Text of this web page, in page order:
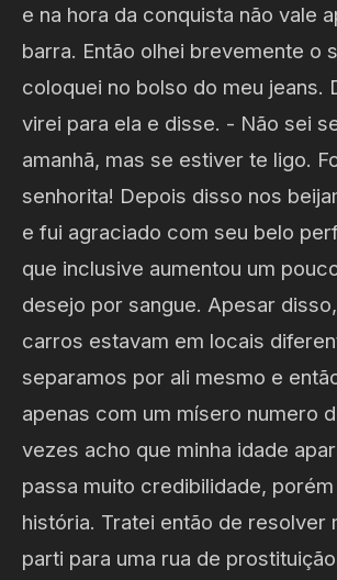
e na hora da conquista não vale
barra. Então olhei brevemente o
coloquei no bolso do meu jeans.
virei para ela e disse. - Não sei
amanhã, mas se estiver te ligo.
senhorita! Depois disso nos
e fui agraciado com seu belo
que inclusive aumentou um
desejo por sangue. Apesar
carros estavam em locais
separamos por ali mesmo e
apenas com um mísero numero
vezes acho que minha idade
passa muito credibilidade,
história. Tratei então de resolver
parti para uma rua de